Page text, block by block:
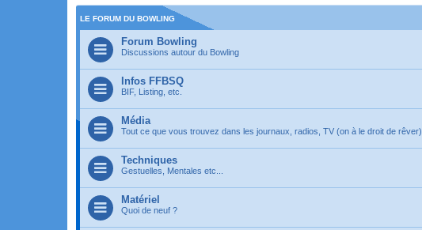
LE FORUM DU BOWLING
Forum Bowling
Discussions autour du Bowling
Infos FFBSQ
BIF, Listing, etc.
Média
Tout ce que vous trouvez dans les journaux, radios, TV (on à le droit de rêver)
Techniques
Gestuelles, Mentales etc...
Matériel
Quoi de neuf ?